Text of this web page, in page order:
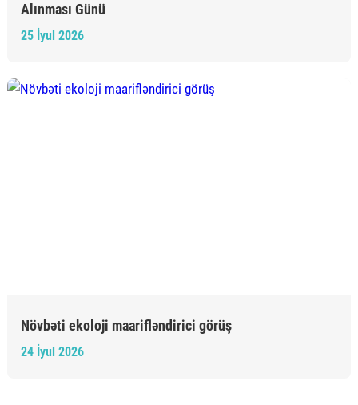
Alınması Günü
25 İyul 2026
Növbəti ekoloji maarifləndirici görüş
24 İyul 2026